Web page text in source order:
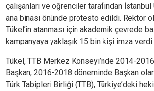
çalışanları ve öğrenciler tarafından
ana binası önünde protesto edildi. Rektör
Tükel’in atanması için akademik çevrede
kampanyaya yaklaşık 15 bin kişi imza verdi.
Tükel, TTB Merkez Konseyi’nde 2014-
Başkan, 2016-2018 döneminde Başkan
Türk Tabipleri Birliği (TTB), Türkiye’deki